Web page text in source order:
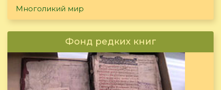
Многоликий мир
Фонд редких книг